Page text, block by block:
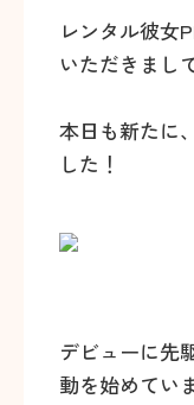
レンタル彼女
いただきまし
本日も新たに
した！
デビューに先
動を始めてい